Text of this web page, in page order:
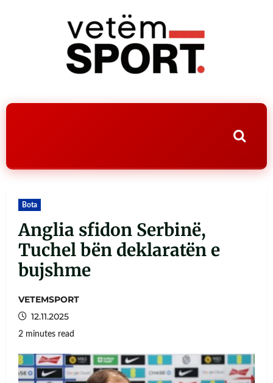
Bota
Anglia sfidon Serbinë,
Tuchel bën deklaratën e
bujshme
VETEMSPORT
12.11.2025
2 minutes read